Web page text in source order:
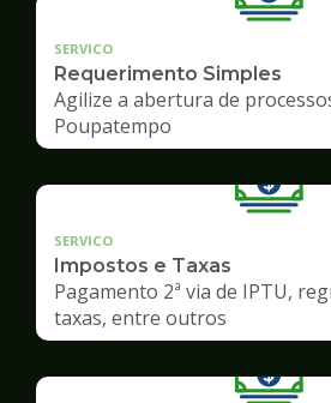
SERVICO
Requerimento Simples
Agilize a abertura de
Poupatempo
SERVICO
Impostos e Taxas
Pagamento 2ª via de IPTU,
taxas, entre outros